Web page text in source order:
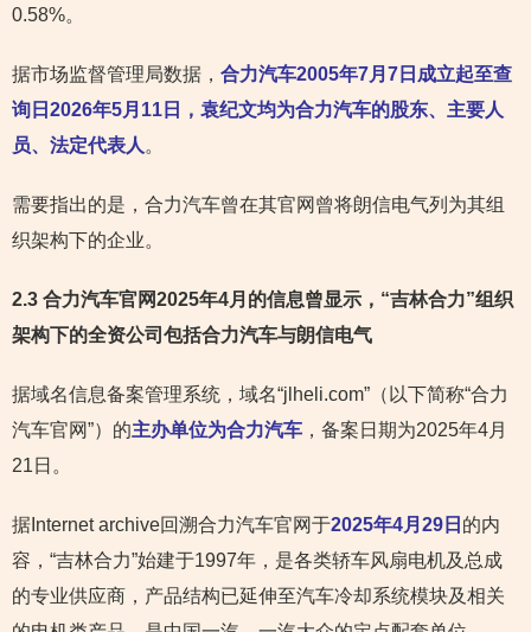
0.58%。
据市场监督管理局数据， 合力汽车2005年7月7日成立起至查
询日2026年5月11日，袁纪文均为合力汽车的股东、主要人
员、法定代表人 。
需要指出的是，合力汽车曾在其官网曾将朗信电气列为其组
织架构下的企业。
2.3 合力汽车官网2025年4月的信息曾显示，“吉林合力”组织
架构下的全资公司包括合力汽车与朗信电气
据域名信息备案管理系统，域名“jlheli.com”（以下简称“合力
汽车官网”）的主办单位为合力汽车 ，备案日期为2025年4月
21日。
据Internet archive回溯合力汽车官网于2025年4月29日 的内
容，“吉林合力”始建于1997年，是各类轿车风扇电机及总成
的专业供应商，产品结构已延伸至汽车冷却系统模块及相关